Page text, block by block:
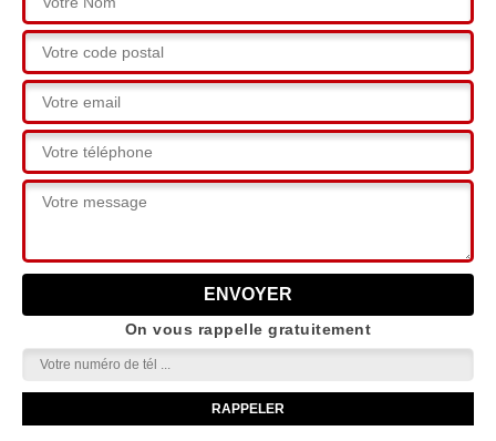
On vous rappelle gratuitement